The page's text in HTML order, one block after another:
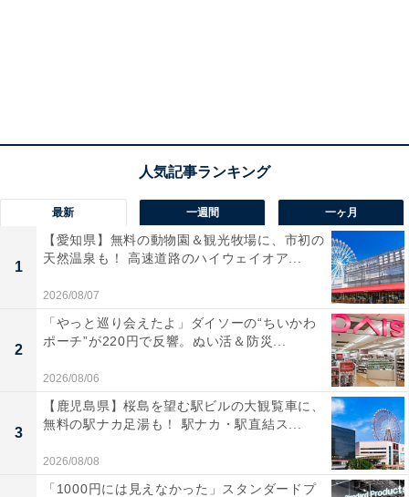
最新 一週間 一ヶ月
1
【愛知県】無料の動物園＆観光牧場に、市初の
天然温泉も！ 高速道路のハイウェイオア...
2026/08/07
2
「やっと巡り会えたよ」ダイソーの“ちいかわ
ポーチ”が220円で反響。ぬい活＆防災...
2026/08/06
3
【鹿児島県】桜島を望む駅ビルの大観覧車に、
無料の駅ナカ足湯も！ 駅ナカ・駅直結ス...
2026/08/08
「1000円には見えなかった」スタンダードプ